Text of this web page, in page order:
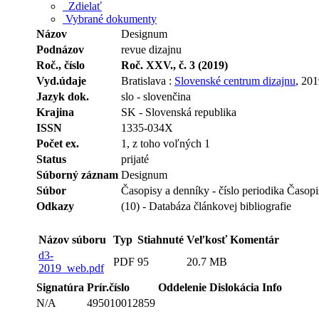
Zdielať
Vybrané dokumenty
Názov
Designum
Podnázov
revue dizajnu
Roč., číslo
Roč. XXV., č. 3 (2019)
Vyd.údaje
Bratislava : Slovenské centrum dizajnu,
Jazyk dok.
slo - slovenčina
Krajina
SK - Slovenská republika
ISSN
1335-034X
Počet ex.
1, z toho voľných 1
Status
prijaté
Súborný záznam Designum
Súbor
Časopisy a denníky - číslo periodika
Odkazy
(10) - Databáza článkovej bibliografie
Názov súboru Typ Stiahnuté Veľkosť Komentár
d3-
2019_web.pdf
PDF 95 20.7 MB
Signatúra Prír.číslo Oddelenie Dislokácia Info
N/A
495010012859